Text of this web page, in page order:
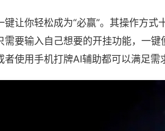
键让你轻松成为“必赢”。其操作方
需要输入自己想要的开挂功能，一
使用手机打牌AI辅助都可以满足需